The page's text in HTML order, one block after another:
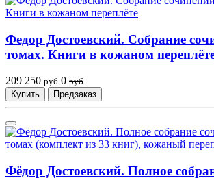
Федор Достоевский. Собрание
томах. Книги в кожаном
209 250 руб 0 руб
Купить
Предзаказ
Фёдор Достоевский. Полное